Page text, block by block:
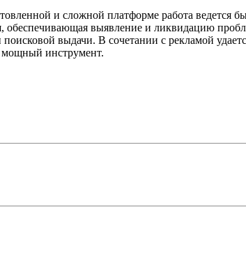
и сложной платформе работа ведется
обеспечивающая выявление и ликвидацию
выдачи. В сочетании с рекламой
мощный инструмент.